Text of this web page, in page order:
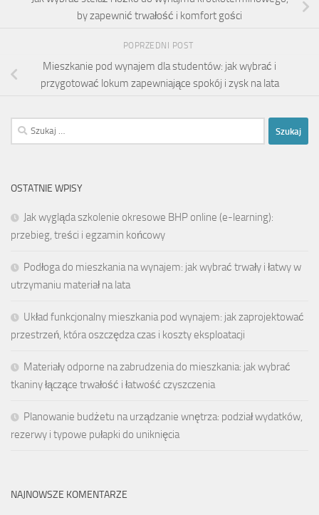
by zapewnić trwałość i komfort gości
POPRZEDNI POST
Mieszkanie pod wynajem dla studentów: jak wybrać i
przygotować lokum zapewniające spokój i zysk na lata
Szukaj:
OSTATNIE WPISY
Jak wygląda szkolenie okresowe BHP online (e-learning):
przebieg, treści i egzamin końcowy
Podłoga do mieszkania na wynajem: jak wybrać trwały i łatwy w
utrzymaniu materiał na lata
Układ funkcjonalny mieszkania pod wynajem: jak zaprojektować
przestrzeń, która oszczędza czas i koszty eksploatacji
Materiały odporne na zabrudzenia do mieszkania: jak wybrać
tkaniny łączące trwałość i łatwość czyszczenia
Planowanie budżetu na urządzanie wnętrza: podział wydatków,
rezerwy i typowe pułapki do uniknięcia
NAJNOWSZE KOMENTARZE